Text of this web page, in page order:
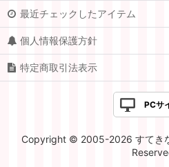
最近チェックしたアイテム
個人情報保護方針
特定商取引法表示
PCサ
Copyright © 2005-2026 すてき